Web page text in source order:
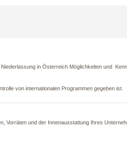
in Österreich Möglichkeiten und
von internationalen Programmen gegeben ist.
Vorräten und der Innenausstattung Ihres